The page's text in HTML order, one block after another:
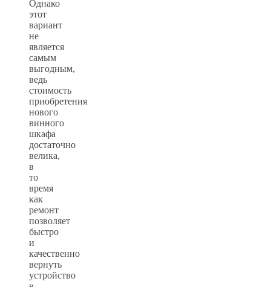
Однако
этот
вариант
не
является
самым
выгодным,
ведь
стоимость
приобретения
нового
винного
шкафа
достаточно
велика,
в
то
время
как
ремонт
позволяет
быстро
и
качественно
вернуть
устройство